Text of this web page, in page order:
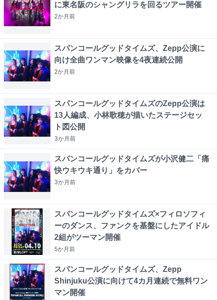
に東名阪のシャングリラを回るツアー開催
2か月前
スパンコールグッドタイムズ、Zepp公演に
向け全曲ワンマン映像を4夜連続公開
2か月前
スパンコールグッドタイムズのZepp公演は
13人編成、小林歌穂が描いたステージセッ
ト図公開
3か月前
スパンコールグッドタイムズが小沢健二「痛
快ウキウキ通り」をカバー
3か月前
スパンコールグッドタイムズ×フィロソフィ
ーのダンス、ファンクを基盤にしたアイドル
2組がツーマン開催
5か月前
スパンコールグッドタイムズ、Zepp
Shinjuku公演に向けて4カ月連続で無料ワン
マン開催